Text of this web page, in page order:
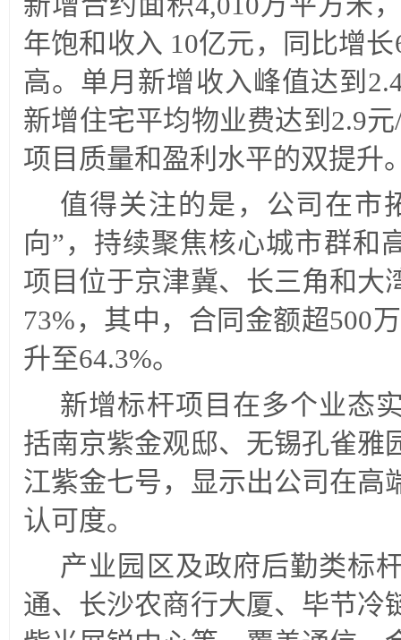
年饱和收入 10亿元，同比增
高。单月新增收入峰值达到
新增住宅平均物业费达到2.9
项目质量和盈利水平的双提升
值得关注的是，公司在市
向”，持续聚焦核心城市群和
项目位于京津冀、长三角和大
73%，其中，合同金额超500
升至64.3%。
新增标杆项目在多个业态
括南京紫金观邸、无锡孔雀雅
江紫金七号，显示出公司在高
认可度。
产业园区及政府后勤类标
通、长沙农商行大厦、毕节冷